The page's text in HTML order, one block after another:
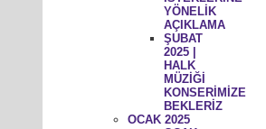
YÖNELİK
AÇIKLAMA
ŞUBAT
2025 |
HALK
MÜZİĞİ
KONSERİMİZE
BEKLERİZ
OCAK 2025